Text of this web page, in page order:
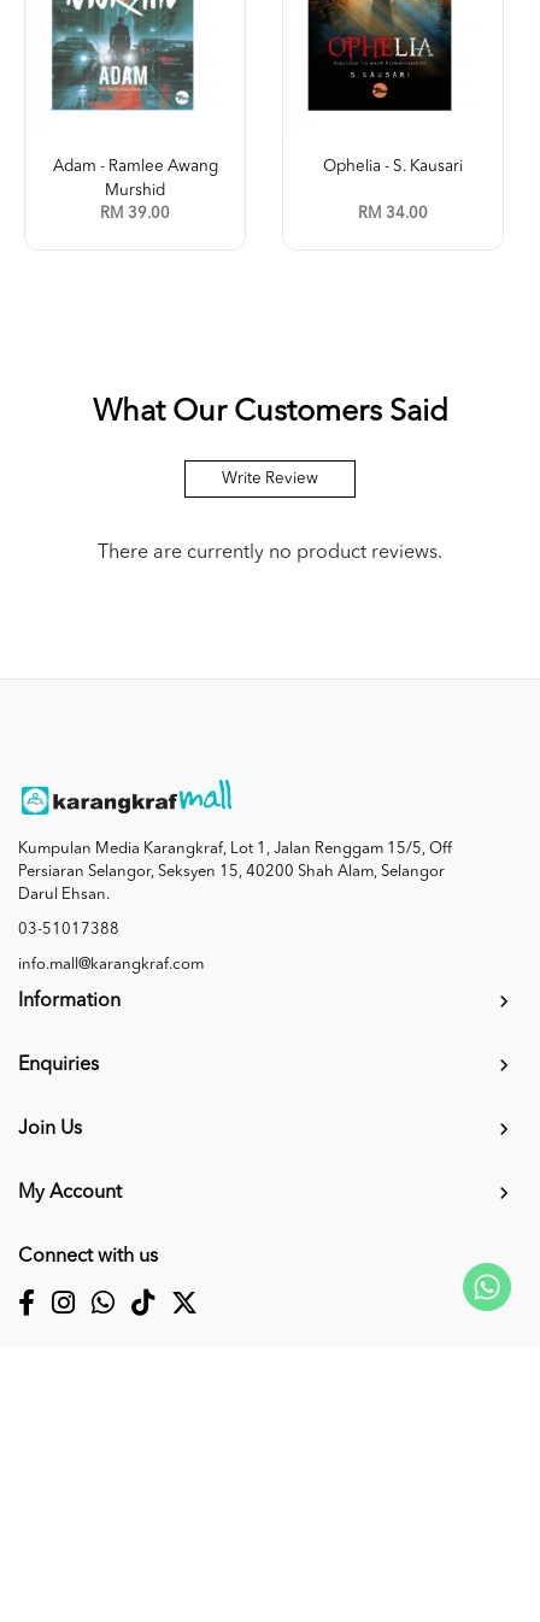
Adam - Ramlee Awang
Murshid
RM 39.00
Ophelia - S. Kausari
RM 34.00
What Our Customers Said
Write Review
There are currently no product reviews.
Kumpulan Media Karangkraf, Lot 1, Jalan Renggam 15/5, Off
Persiaran Selangor, Seksyen 15, 40200 Shah Alam, Selangor
Darul Ehsan.
03-51017388
info.mall@karangkraf.com
Information
Enquiries
Join Us
My Account
Connect with us